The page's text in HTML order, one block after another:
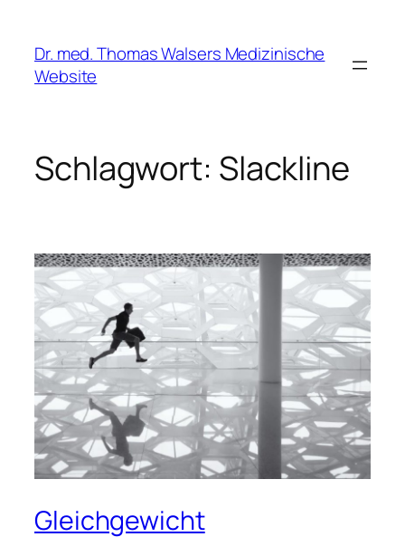
springen
Dr. med. Thomas Walsers Medizinische
Website
Schlagwort: Slackline
Gleichgewicht